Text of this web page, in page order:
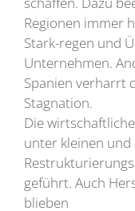
Regionen immer
Stark-regen und
Unternehmen.
Spanien verharrt
Stagnation.
Die
unter kleinen
geführt. Auch
blieben